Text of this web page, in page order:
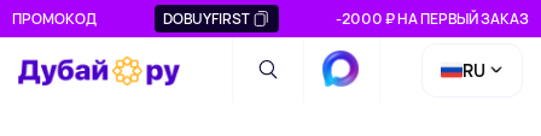
ПРОМОКОД DOBUYFIRST -2000 ₽ НА ПЕРВЫЙ ЗАКАЗ
RU